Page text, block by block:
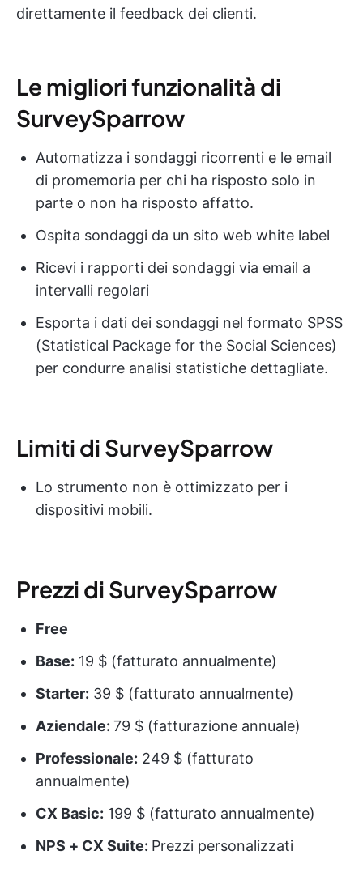
direttamente il feedback dei clienti.
Le migliori funzionalità di
SurveySparrow
Automatizza i sondaggi ricorrenti e le email
di promemoria per chi ha risposto solo in
parte o non ha risposto affatto.
Ospita sondaggi da un sito web white label
Ricevi i rapporti dei sondaggi via email a
intervalli regolari
Esporta i dati dei sondaggi nel formato SPSS
(Statistical Package for the Social Sciences)
per condurre analisi statistiche dettagliate.
Limiti di SurveySparrow
Lo strumento non è ottimizzato per i
dispositivi mobili.
Prezzi di SurveySparrow
Free
Base: 19 $ (fatturato annualmente)
Starter: 39 $ (fatturato annualmente)
Aziendale: 79 $ (fatturazione annuale)
Professionale: 249 $ (fatturato
annualmente)
CX Basic: 199 $ (fatturato annualmente)
NPS + CX Suite: Prezzi personalizzati